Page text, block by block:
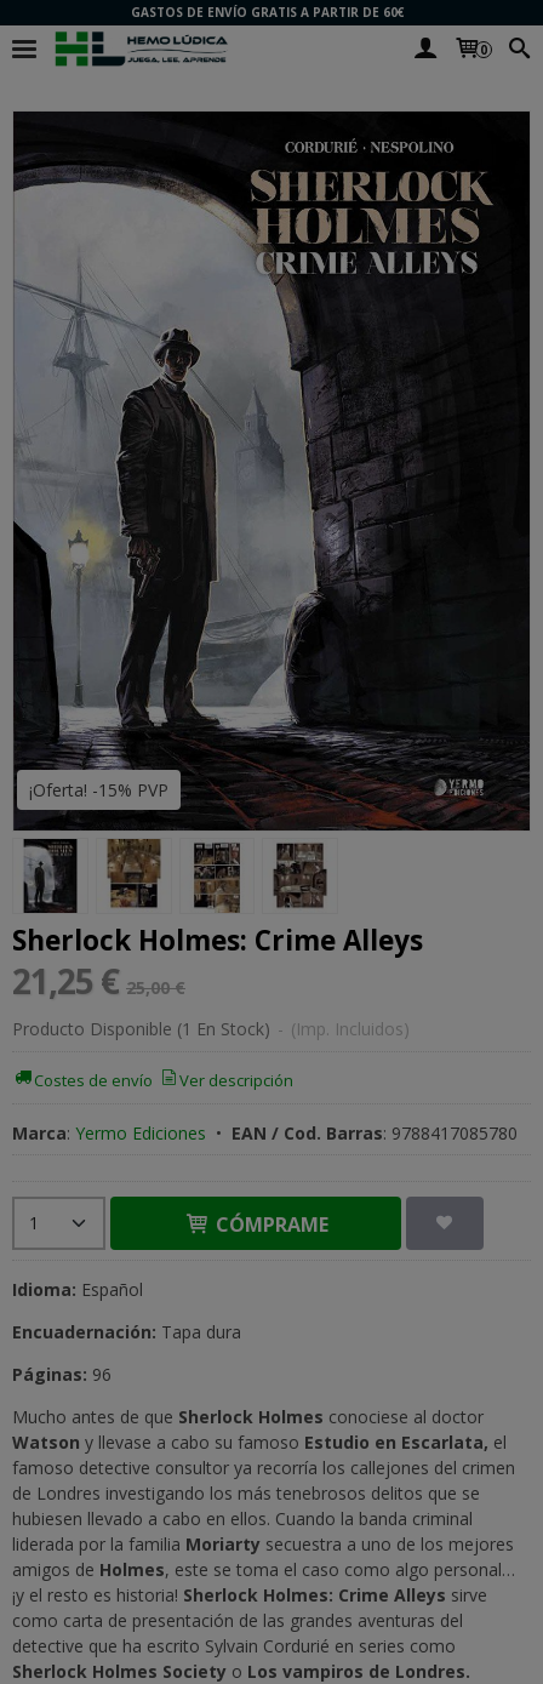
GASTOS DE ENVÍO GRATIS A PARTIR DE 60€
0
¡Oferta! -15% PVP
Sherlock Holmes: Crime Alleys
21,25 € 25,00 €
Producto Disponible (1 En Stock) - (Imp. Incluidos)
Costes de envío Ver descripción
Marca: Yermo Ediciones • EAN / Cod. Barras: 9788417085780
CÓMPRAME
Idioma: Español
Encuadernación: Tapa dura
Páginas: 96
Mucho antes de que Sherlock Holmes conociese al doctor
Watson y llevase a cabo su famoso Estudio en Escarlata, el
famoso detective consultor ya recorría los callejones del crimen
de Londres investigando los más tenebrosos delitos que se
hubiesen llevado a cabo en ellos. Cuando la banda criminal
liderada por la familia Moriarty secuestra a uno de los mejores
amigos de Holmes, este se toma el caso como algo personal…
¡y el resto es historia! Sherlock Holmes: Crime Alleys sirve
como carta de presentación de las grandes aventuras del
detective que ha escrito Sylvain Cordurié en series como
Sherlock Holmes Society o Los vampiros de Londres.